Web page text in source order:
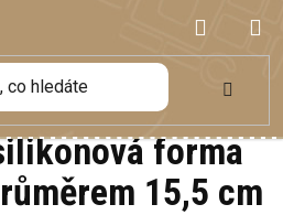
KOŠÍK
forma
15,5 cm